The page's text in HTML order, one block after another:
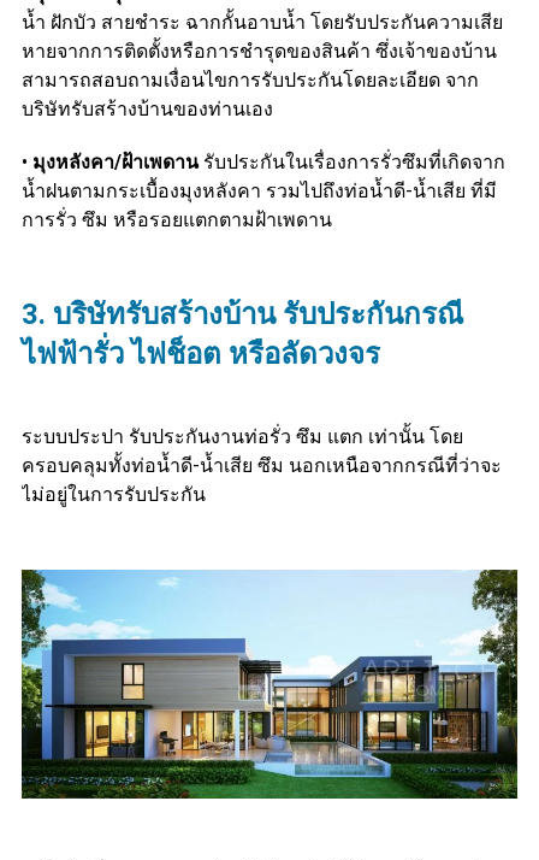
น้ำ ฝักบัว สายชำระ ฉากกั้นอาบน้ำ โดยรับประกันความเสีย
หายจากการติดตั้งหรือการชำรุดของสินค้า ซึ่งเจ้าของบ้าน
สามารถสอบถามเงื่อนไขการรับประกันโดยละเอียด จาก
บริษัทรับสร้างบ้านของท่านเอง
• มุงหลังคา/ฝ้าเพดาน รับประกันในเรื่องการรั่วซึมที่เกิดจาก
น้ำฝนตามกระเบื้องมุงหลังคา รวมไปถึงท่อน้ำดี-น้ำเสีย ที่มี
การรั่ว ซึม หรือรอยแตกตามฝ้าเพดาน
3. บริษัทรับสร้างบ้าน รับประกันกรณี
ไฟฟ้ารั่ว ไฟช็อต หรือลัดวงจร
ระบบประปา รับประกันงานท่อรั่ว ซึม แตก เท่านั้น โดย
ครอบคลุมทั้งท่อน้ำดี-น้ำเสีย ซึม นอกเหนือจากกรณีที่ว่าจะ
ไม่อยู่ในการรับประกัน